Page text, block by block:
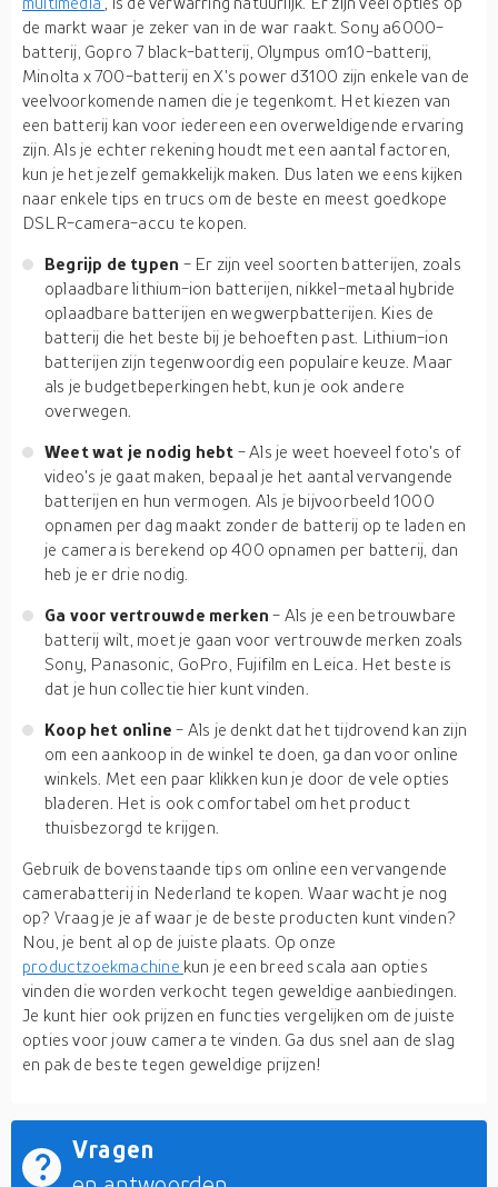
de markt waar je zeker van in de war raakt. Sony a6000-
batterij, Gopro 7 black-batterij, Olympus om10-batterij,
Minolta x 700-batterij en X's power d3100 zijn enkele van de
veelvoorkomende namen die je tegenkomt. Het kiezen van
een batterij kan voor iedereen een overweldigende ervaring
zijn. Als je echter rekening houdt met een aantal factoren,
kun je het jezelf gemakkelijk maken. Dus laten we eens kijken
naar enkele tips en trucs om de beste en meest goedkope
DSLR-camera-accu te kopen.
Begrijp de typen - Er zijn veel soorten batterijen, zoals
oplaadbare lithium-ion batterijen, nikkel-metaal hybride
oplaadbare batterijen en wegwerpbatterijen. Kies de
batterij die het beste bij je behoeften past. Lithium-ion
batterijen zijn tegenwoordig een populaire keuze. Maar
als je budgetbeperkingen hebt, kun je ook andere
overwegen.
Weet wat je nodig hebt - Als je weet hoeveel foto's of
video's je gaat maken, bepaal je het aantal vervangende
batterijen en hun vermogen. Als je bijvoorbeeld 1000
opnamen per dag maakt zonder de batterij op te laden en
je camera is berekend op 400 opnamen per batterij, dan
heb je er drie nodig.
Ga voor vertrouwde merken- Als je een betrouwbare
batterij wilt, moet je gaan voor vertrouwde merken zoals
Sony, Panasonic, GoPro, Fujifilm en Leica. Het beste is
dat je hun collectie hier kunt vinden.
Koop het online- Als je denkt dat het tijdrovend kan zijn
om een aankoop in de winkel te doen, ga dan voor online
winkels. Met een paar klikken kun je door de vele opties
bladeren. Het is ook comfortabel om het product
thuisbezorgd te krijgen.
Gebruik de bovenstaande tips om online een vervangende
camerabatterij in Nederland te kopen. Waar wacht je nog
op? Vraag je je af waar je de beste producten kunt vinden?
Nou, je bent al op de juiste plaats. Op onze
productzoekmachine kun je een breed scala aan opties
vinden die worden verkocht tegen geweldige aanbiedingen.
Je kunt hier ook prijzen en functies vergelijken om de juiste
opties voor jouw camera te vinden. Ga dus snel aan de slag
en pak de beste tegen geweldige prijzen!
Vragen